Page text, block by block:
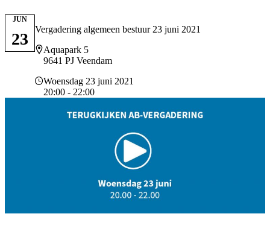
Vergadering algemeen bestuur 23 juni 2021
Locatie
Aquapark 5
9641 PJ Veendam
Datum en tijd
Woensdag 23 juni 2021
20:00 - 22:00
JUN
23